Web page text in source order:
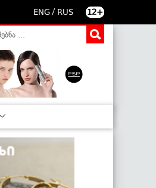
ENG / RUS 12+